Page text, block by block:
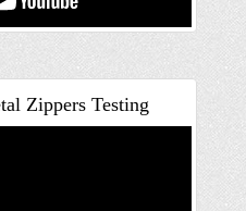
Zippers Testing